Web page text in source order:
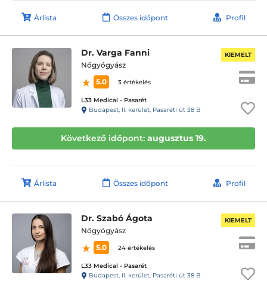
Árlista Összes időpont Profil
Dr. Varga Fanni
Nőgyógyász
5.0
3 értékelés
L33 Medical - Pasarét
Budapest, II. kerület, Pasaréti út 38 B
KIEMELT
Következő időpont: augusztus 19.
Árlista Összes időpont Profil
Dr. Szabó Ágota
Nőgyógyász
5.0
24 értékelés
L33 Medical - Pasarét
Budapest, II. kerület, Pasaréti út 38 B
KIEMELT